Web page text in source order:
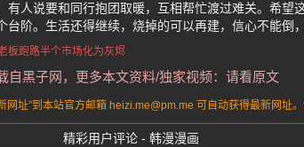
有人说要和同行抱团取暖，互相帮忙渡过难关。希望
阶。生活还得继续，烧掉的可以再建，信心不能倒
板跑路半个市场化为灰烬
自黑子网，更多本文资料/独家视频：请看原文
址”到本站官方邮箱 heizi.me@pm.me 可自动获得最新网址
精彩用户评论 - 韩漫漫画